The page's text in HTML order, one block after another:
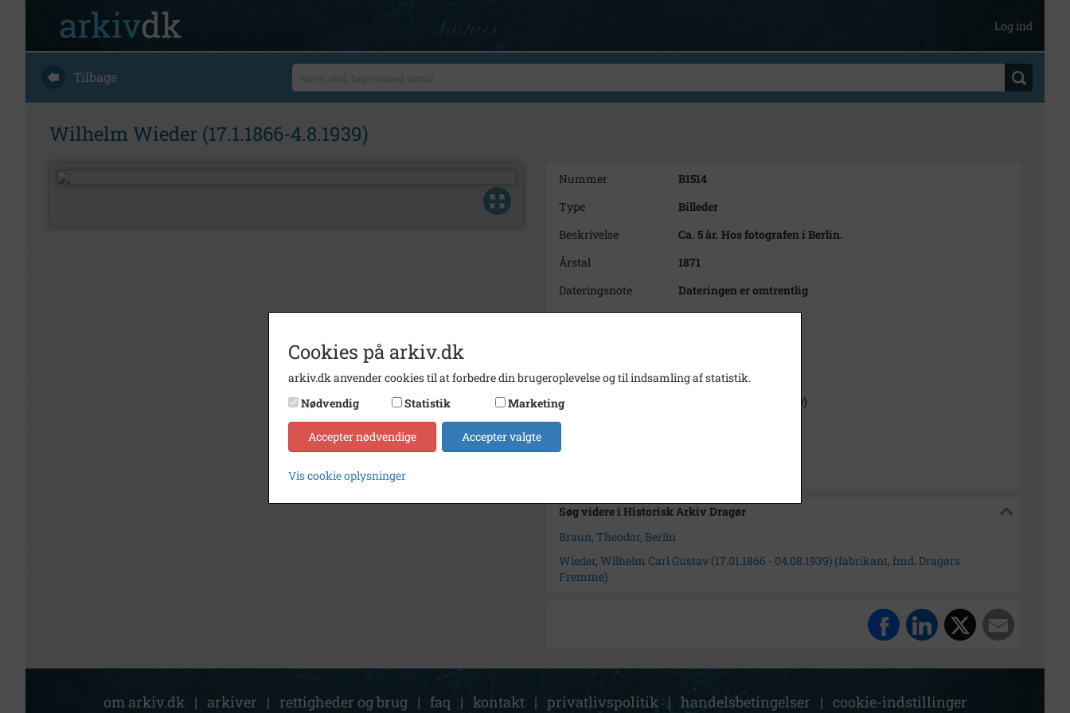
Log ind
Tilbage
Wilhelm Wieder (17.1.1866-4.8.1939)
Nummer
B1514
Type
Billeder
Beskrivelse
Ca. 5 år. Hos fotografen i Berlin.
Årstal
1871
Dateringsnote
Dateringen er omtrentlig
Fotograf
Theodor Braun, Berlin
Type
Sogn (1000-2050)
Enhed
Dragør Sogn (1954-2050)
Arkiv
Søg videre i Historisk Arkiv Dragør
Braun, Theodor, Berlin
Wieder, Wilhelm Carl Gustav (17.01.1866 - 04.08.1939) (fabrikant, fmd. Dragørs
Fremme)
om arkiv.dk | arkiver | rettigheder og brug | faq | kontakt | privatlivspolitik | handelsbetingelser | cookie-indstillinger
Cookies på arkiv.dk
arkiv.dk anvender cookies til at forbedre din brugeroplevelse og til indsamling af statistik.
Nødvendig
Statistik Marketing
Accepter nødvendige Accepter valgte
Vis cookie oplysninger